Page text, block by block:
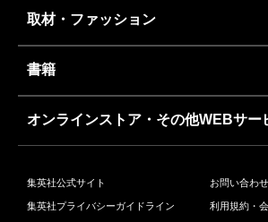
取材・ファッション
書籍
オンラインストア・その他WEBサー
集英社公式サイト お問い合わせ
集英社プライバシーガイドライン 利用規約・